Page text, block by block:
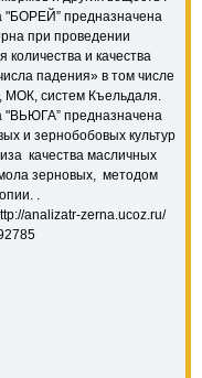
"БОРЕЙ” предназначена
при проведении
и качества
падения» в том числе
МОК, систем Къельдаля.
"ВЬЮГА” предназначена
и зернобобовых культур
качества масличных
зерновых, методом
.
analizatr-zerna.ucoz.ru/